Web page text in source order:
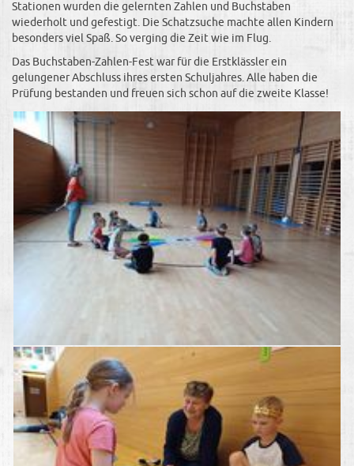
Stationen wurden die gelernten Zahlen und Buchstaben
wiederholt und gefestigt. Die Schatzsuche machte allen Kindern
besonders viel Spaß. So verging die Zeit wie im Flug.
Das Buchstaben-Zahlen-Fest war für die Erstklässler ein
gelungener Abschluss ihres ersten Schuljahres. Alle haben die
Prüfung bestanden und freuen sich schon auf die zweite Klasse!